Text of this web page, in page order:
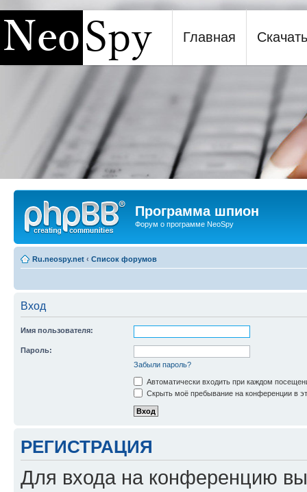
Программа шпион NeoSpy
Главная Скачать
Программа шпион
Форум о программе NeoSpy
Ru.neospy.net ‹ Список форумов
Вход
Имя пользователя:
Пароль:
Забыли пароль?
Автоматически входить при каждом
Скрыть моё пребывание на конференции в
РЕГИСТРАЦИЯ
Для входа на конференцию